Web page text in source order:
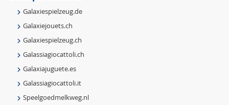
Galaxiespielzeug.de
Galaxiejouets.ch
Galaxiespielzeug.ch
Galassiagiocattoli.ch
Galaxiajuguete.es
Galassiagiocattoli.it
Speelgoedmelkweg.nl